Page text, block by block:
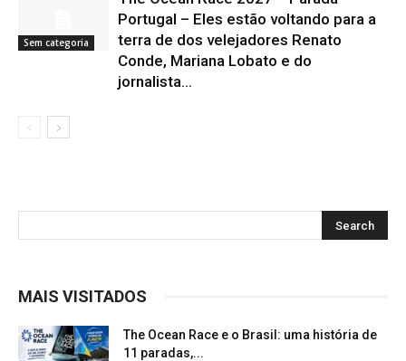
Sem categoria
Portugal – Eles estão voltando para a
terra de dos velejadores Renato
Conde, Mariana Lobato e do
jornalista...
MAIS VISITADOS
The Ocean Race e o Brasil: uma história de
11 paradas,...